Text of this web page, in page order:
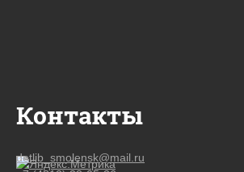
Контакты
detlib_smolensk@mail.ru